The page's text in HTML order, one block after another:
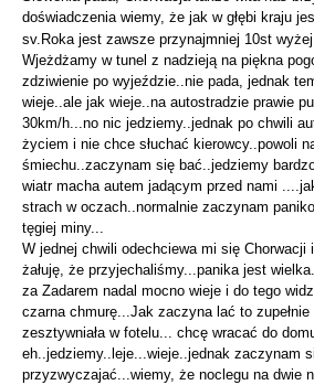
doświadczenia wiemy, że jak w głębi kraju
sv.Roka jest zawsze przynajmniej 10st wyżej
Wjeżdżamy w tunel z nadzieją na piękna
zdziwienie po wyjeździe..nie pada, jednak
wieje..ale jak wieje..na autostradzie prawie
30km/h...no nic jedziemy..jednak po chwili
życiem i nie chce słuchać kierowcy..powoli
śmiechu..zaczynam się bać..jedziemy
wiatr macha autem jadącym przed nami
strach w oczach..normalnie zaczynam
tęgiej miny...
W jednej chwili odechciewa mi się
żałuję, że przyjechaliśmy...panika jest
za Zadarem nadal mocno wieje i do tego
czarna chmurę...Jak zaczyna lać to
zesztywniała w fotelu... chcę wracać do
eh..jedziemy..leje...wieje..jednak zaczynam
przyzwyczajać...wiemy, że noclegu na dwie